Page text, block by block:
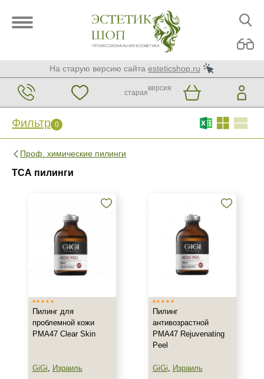
На старую версию сайта esteticshop.ru
старая
версия
Фильтр 0
Проф. химические пилинги
ТСА пилинги
Фильтр 0
Medic Control Peel
Израиль
Тип товара
Пилинг
Тип кожи
Пилинг для
проблемной кожи
PMA47 Clear Skin
GiGi, Израиль
Пилинг
антивозрастной
PMA47 Rejuvenating
Peel
GiGi, Израиль